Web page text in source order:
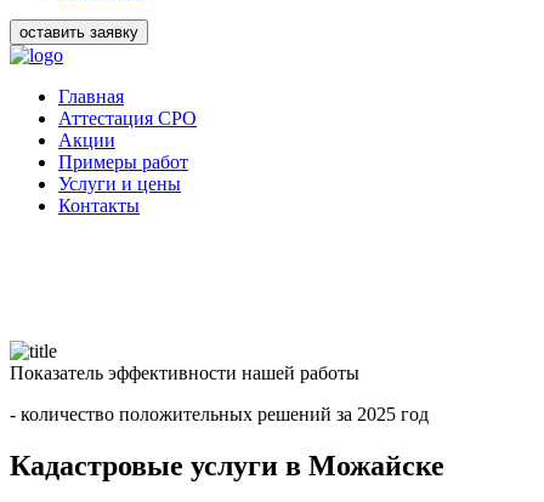
оставить заявку
Главная
Аттестация СРО
Акции
Примеры работ
Услуги и цены
Контакты
Показатель эффективности нашей работы
- количество положительных решений за 2025 год
Кадастровые услуги в Можайске